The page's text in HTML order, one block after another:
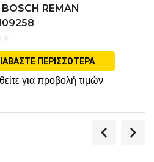
REMAN
ΠΕΡΙΣΣΌΤΕΡΑ
για προβολή τιμών